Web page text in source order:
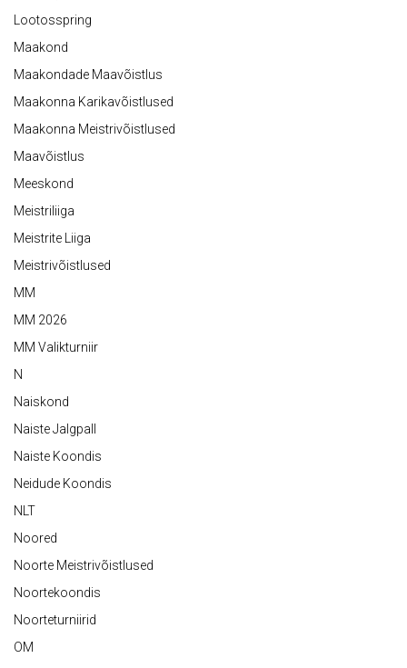
Lootosspring
Maakond
Maakondade Maavõistlus
Maakonna Karikavõistlused
Maakonna Meistrivõistlused
Maavõistlus
Meeskond
Meistriliiga
Meistrite Liiga
Meistrivõistlused
MM
MM 2026
MM Valikturniir
N
Naiskond
Naiste Jalgpall
Naiste Koondis
Neidude Koondis
NLT
Noored
Noorte Meistrivõistlused
Noortekoondis
Noorteturniirid
OM